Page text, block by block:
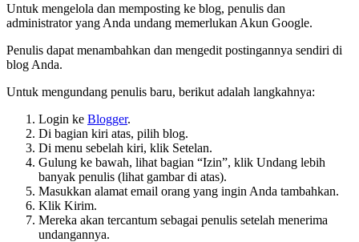
Untuk mengelola dan memposting ke blog, penulis dan
administrator yang Anda undang memerlukan Akun Google.
Penulis dapat menambahkan dan mengedit postingannya sendiri di
blog Anda.
Untuk mengundang penulis baru, berikut adalah langkahnya:
Login ke Blogger.
Di bagian kiri atas, pilih blog.
Di menu sebelah kiri, klik Setelan.
Gulung ke bawah, lihat bagian “Izin”, klik Undang lebih
banyak penulis (lihat gambar di atas).
Masukkan alamat email orang yang ingin Anda tambahkan.
Klik Kirim.
Mereka akan tercantum sebagai penulis setelah menerima
undangannya.